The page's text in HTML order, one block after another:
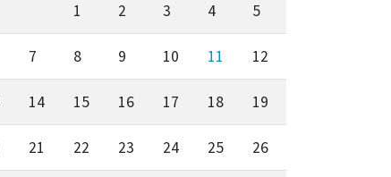
1 2 3 4 5
7 8 9 10 11 12
14 15 16 17 18 19
21 22 23 24 25 26